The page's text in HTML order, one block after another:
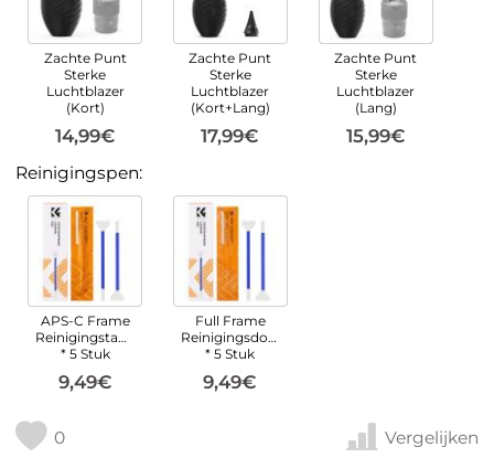
Zachte Punt
Sterke
Luchtblazer
(Kort)
14,99€
Zachte Punt
Sterke
Luchtblazer
(Kort+Lang)
17,99€
Zachte Punt
Sterke
Luchtblazer
(Lang)
15,99€
Reinigingspen:
APS-C Frame
Reinigingstampons
* 5 Stuk
9,49€
Full Frame
Reinigingsdoekjes
* 5 Stuk
9,49€
0 Vergelijken